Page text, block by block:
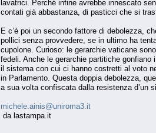
lavatrici. Perché infine avrebbe innescato
contati già abbastanza, di pasticci che si
E c’è poi un secondo fattore di debolezza,
pollici senza provvedere, se in ultimo ha
cupolone. Curioso: le gerarchie vaticane
fedeli. Anche le gerarchie partitiche
il sistema con cui ci hanno costretti al voto
in Parlamento. Questa doppia debolezza,
a sua volta confiscata dalla resistenza d’un
michele.ainis@uniroma3.it
da lastampa.it